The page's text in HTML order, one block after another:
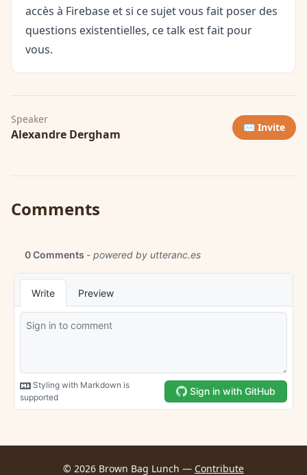
accès à Firebase et si ce sujet vous fait poser des
questions existentielles, ce talk est fait pour
vous.
Speaker
Alexandre Dergham ✉️ Invite
Comments
© 2026 Brown Bag Lunch — Contribute